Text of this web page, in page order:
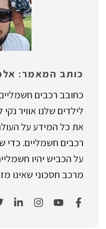
כותב המאמר:
כחובב רכבים
לילדים שלנו אוויר
את כל המידע על
רכבים חשמליים. כדי
על הכביש יהיו
מרכב חסכוני שאינו